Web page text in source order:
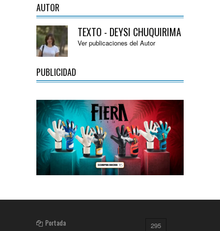
AUTOR
TEXTO - DEYSI CHUQUIRIMA
Ver publicaciones del Autor
PUBLICIDAD
Portada 295